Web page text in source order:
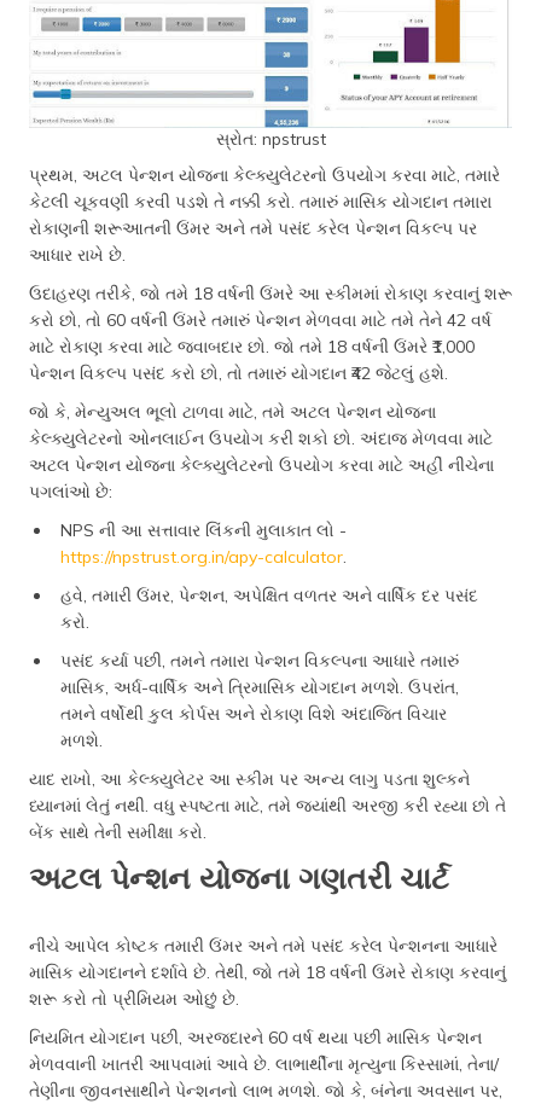
સ્રોત: npstrust
પ્રથમ, અટલ પેન્શન યોજના કેલ્ક્યુલેટરનો ઉપયોગ કરવા માટે, તમારે
કેટલી ચૂકવણી કરવી પડશે તે નક્કી કરો. તમારું માસિક યોગદાન તમારા
રોકાણની શરૂઆતની ઉંમર અને તમે પસંદ કરેલ પેન્શન વિકલ્પ પર
આધાર રાખે છે.
ઉદાહરણ તરીકે, જો તમે 18 વર્ષની ઉંમરે આ સ્કીમમાં રોકાણ કરવાનું શરૂ
કરો છો, તો 60 વર્ષની ઉંમરે તમારું પેન્શન મેળવવા માટે તમે તેને 42 વર્ષ
માટે રોકાણ કરવા માટે જવાબદાર છો. જો તમે 18 વર્ષની ઉંમરે ₹1,000
પેન્શન વિકલ્પ પસંદ કરો છો, તો તમારું યોગદાન ₹42 જેટલું હશે.
જો કે, મેન્યુઅલ ભૂલો ટાળવા માટે, તમે અટલ પેન્શન યોજના
કેલ્ક્યુલેટરનો ઓનલાઈન ઉપયોગ કરી શકો છો. અંદાજ મેળવવા માટે
અટલ પેન્શન યોજના કેલ્ક્યુલેટરનો ઉપયોગ કરવા માટે અહીં નીચેના
પગલાંઓ છે:
NPS ની આ સત્તાવાર લિંકની મુલાકાત લો -
https://npstrust.org.in/apy-calculator.
હવે, તમારી ઉંમર, પેન્શન, અપેક્ષિત વળતર અને વાર્ષિક દર પસંદ
કરો.
પસંદ કર્યા પછી, તમને તમારા પેન્શન વિકલ્પના આધારે તમારું
માસિક, અર્ધ-વાર્ષિક અને ત્રિમાસિક યોગદાન મળશે. ઉપરાંત,
તમને વર્ષોથી કુલ કોર્પસ અને રોકાણ વિશે અંદાજિત વિચાર
મળશે.
યાદ રાખો, આ કેલ્ક્યુલેટર આ સ્કીમ પર અન્ય લાગુ પડતા શુલ્કને
ધ્યાનમાં લેતું નથી. વધુ સ્પષ્ટતા માટે, તમે જ્યાંથી અરજી કરી રહ્યા છો તે
બેંક સાથે તેની સમીક્ષા કરો.
અટલ પેન્શન યોજના ગણતરી ચાર્ટ
નીચે આપેલ કોષ્ટક તમારી ઉંમર અને તમે પસંદ કરેલ પેન્શનના આધારે
માસિક યોગદાનને દર્શાવે છે. તેથી, જો તમે 18 વર્ષની ઉંમરે રોકાણ કરવાનું
શરૂ કરો તો પ્રીમિયમ ઓછું છે.
નિયમિત યોગદાન પછી, અરજદારને 60 વર્ષ થયા પછી માસિક પેન્શન
મેળવવાની ખાતરી આપવામાં આવે છે. લાભાર્થીના મૃત્યુના કિસ્સામાં, તેના/
તેણીના જીવનસાથીને પેન્શનનો લાભ મળશે. જો કે, બંનેના અવસાન પર,